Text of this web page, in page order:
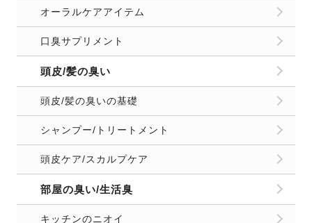
オーラルケアアイテム
口臭サプリメント
頭皮/髪の臭い
頭皮/髪の臭いの基礎
シャンプー/トリートメント
頭皮ケア/スカルプケア
部屋の臭い/生活臭
キッチンのニオイ